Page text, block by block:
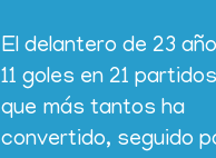
El delantero de 23
11 goles en 21
que más tantos ha
convertido, seguido